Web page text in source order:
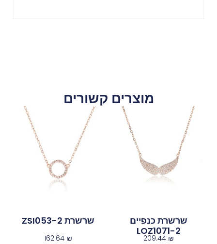
מוצרים קשורים
שרשרת כנפיים
LOZ1071-2
209.44 ₪
שרשרת ZSI053-2
162.64 ₪